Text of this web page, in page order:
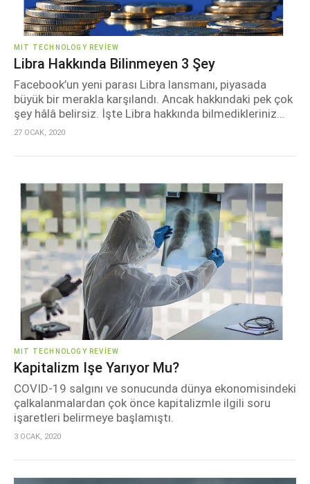
MIT TECHNOLOGY REVIEW
Libra Hakkında Bilinmeyen 3 Şey
Facebook’un yeni parası Libra lansmanı, piyasada
büyük bir merakla karşılandı. Ancak hakkındaki pek çok
şey hâlâ belirsiz. İşte Libra hakkında bilmedikleriniz…
27 OCAK, 2020
MIT TECHNOLOGY REVIEW
Kapitalizm Işe Yarıyor Mu?
COVID-19 salgını ve sonucunda dünya ekonomisindeki
çalkalanmalardan çok önce kapitalizmle ilgili soru
işaretleri belirmeye başlamıştı.
3 OCAK, 2020